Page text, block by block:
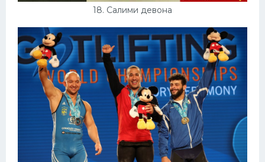
18. Салими девона